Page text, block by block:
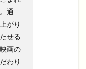
通
がり
せる
画の
わり